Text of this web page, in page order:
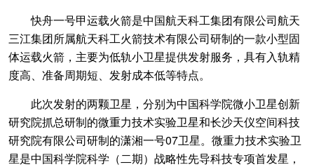
快舟一号甲运载火箭是中国航天科工集团有限公司航天
三江集团所属航天科工火箭技术有限公司研制的一款小型固
体运载火箭，主要为低轨小卫星提供发射服务，具有入轨精
度高、准备周期短、发射成本低等特点。
此次发射的两颗卫星，分别为中国科学院微小卫星创新
研究院抓总研制的微重力技术实验卫星和长沙天仪空间科技
研究院有限公司研制的潇湘一号07卫星。微重力技术实验卫
星是中国科学院科学（二期）战略性先导科技专项首发星，